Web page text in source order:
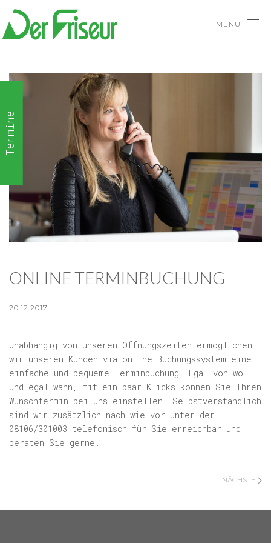
MENÜ
ONLINE TERMINBUCHUNG
20.12.2017
Unabhängig von unseren Öffnungszeiten ermöglichen
wir unseren Kunden via online Buchungssystem eine
einfache und bequeme Terminbuchung. Egal von wo
und egal wann, mit ein paar Klicks können Sie Ihren
Wunschtermin bei uns einstellen. Selbstverständlich
sind wir zusätzlich nach wie vor unter der
08106/301003 telefonisch für Sie erreichbar und
beraten Sie gerne.
NÄCHSTE
Termine